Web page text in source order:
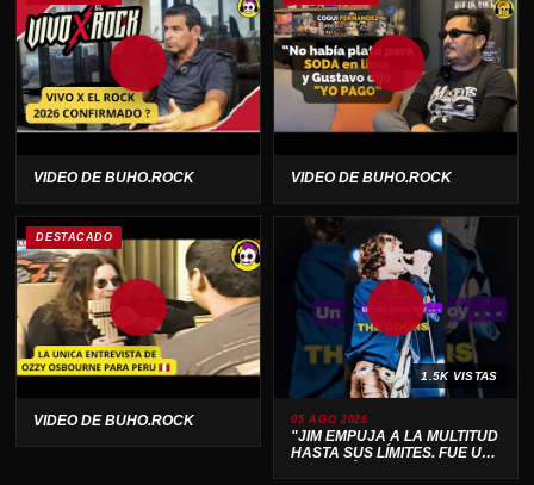
VIDEO DE BUHO.ROCK VIDEO DE BUHO.ROCK
DESTACADO
VIDEO DE BUHO.ROCK
1.5K VISTAS
05 AGO 2026
"JIM EMPUJA A LA MULTITUD
HASTA SUS LÍMITES. FUE UN